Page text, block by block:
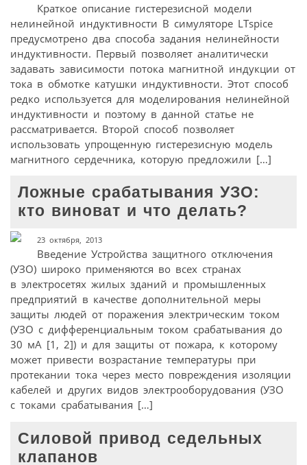
Краткое описание гистерезисной модели
нелинейной индуктивности В симуляторе LTspice
предусмотрено два способа задания нелинейности
индуктивности. Первый позволяет аналитически
задавать зависимости потока магнитной индукции от
тока в обмотке катушки индуктивности. Этот способ
редко используется для моделирования нелинейной
индуктивности и поэтому в данной статье не
рассматривается. Второй способ позволяет
использовать упрощенную гистерезисную модель
магнитного сердечника, которую предложили […]
Ложные срабатывания УЗО:
кто виноват и что делать?
23 октября, 2013
Введение Устройства защитного отключения
(УЗО) широко применяются во всех странах
в электросетях жилых зданий и промышленных
предприятий в качестве дополнительной меры
защиты людей от поражения электрическим током
(УЗО с дифференциальным током срабатывания до
30 мА [1, 2]) и для защиты от пожара, к которому
может привести возрастание температуры при
протекании тока через место повреждения изоляции
кабелей и других видов электрооборудования (УЗО
с токами срабатывания […]
Силовой привод седельных
клапанов